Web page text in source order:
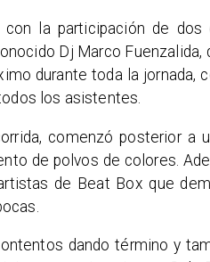
la participación de dos
Dj Marco
durante toda la
los asistentes.
comenzó posterior a
de polvos de colores.
artistas de Beat Box que
dando término y